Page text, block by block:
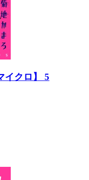
イクロ】 5